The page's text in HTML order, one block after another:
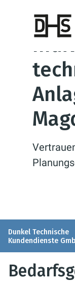
Dunkel Technische
Kundendienste